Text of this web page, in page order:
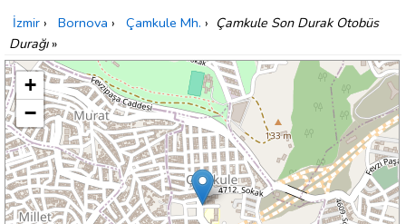
İzmir › Bornova › Çamkule Mh. › Çamkule Son Durak Otobüs
Durağı»
+
−